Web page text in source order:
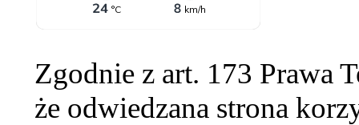
Zgodnie z art. 173 Prawa
że odwiedzana strona